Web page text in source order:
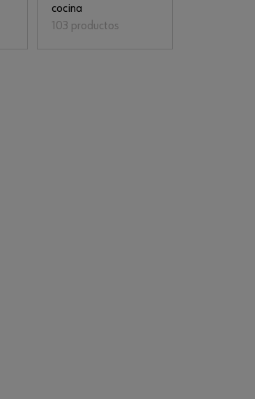
cocina
103 productos